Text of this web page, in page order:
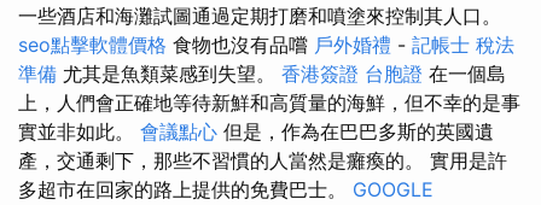
一些酒店和海灘試圖通過定期打磨和噴塗來控制其人口。
seo點擊軟體價格 食物也沒有品嚐 戶外婚禮 - 記帳士 稅法
準備 尤其是魚類菜感到失望。 香港簽證 台胞證 在一個島
上，人們會正確地等待新鮮和高質量的海鮮，但不幸的是事
實並非如此。 會議點心 但是，作為在巴巴多斯的英國遺
產，交通剩下，那些不習慣的人當然是癱瘓的。 實用是許
多超市在回家的路上提供的免費巴士。 GOOGLE